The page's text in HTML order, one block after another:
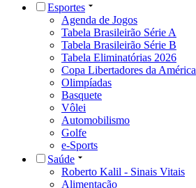
Esportes
Agenda de Jogos
Tabela Brasileirão Série A
Tabela Brasileirão Série B
Tabela Eliminatórias 2026
Copa Libertadores da América
Olimpíadas
Basquete
Vôlei
Automobilismo
Golfe
e-Sports
Saúde
Roberto Kalil - Sinais Vitais
Alimentação